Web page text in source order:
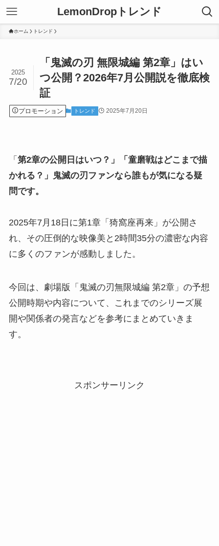
LemonDropトレンド
ホーム トレンド
「鬼滅の刃 無限城編 第2章」はい
つ公開？2026年7月公開説を徹底検
証
2025
7/20
プロモーション トレンド 2025年7月20日
「 第2章の公開日はいつ？」「童磨戦はどこまで描
かれる？」鬼滅の刃ファンなら誰もが気になる疑
問です。
2025年7月18日に第1章「猗窩座再来」が公開さ
れ、その圧倒的な映像美と2時間35分の濃密な内容
に多くのファンが感動しました。
今回は、劇場版「鬼滅の刃無限城編 第2章」の予想
公開時期や内容について、これまでのシリーズ展
開や関係者の発言などを参考にまとめていきま
す。
スポンサーリンク